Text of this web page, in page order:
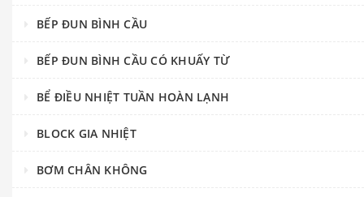
BẾP ĐUN BÌNH CẦU
BẾP ĐUN BÌNH CẦU CÓ KHUẤY TỪ
BỂ ĐIỀU NHIỆT TUẦN HOÀN LẠNH
BLOCK GIA NHIỆT
BƠM CHÂN KHÔNG